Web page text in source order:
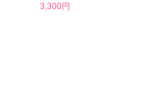
3,300円